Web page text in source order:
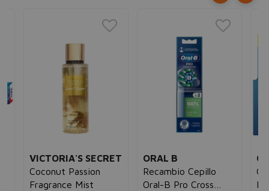
VICTORIA'S SECRET
Coconut Passion
Fragrance Mist
ORAL B
Recambio Cepillo
Oral-B Pro Cross